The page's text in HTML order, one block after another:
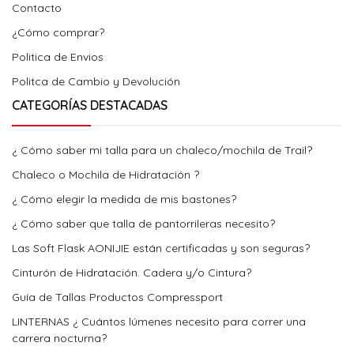
Contacto
¿Cómo comprar?
Politica de Envios
Politca de Cambio y Devolución
CATEGORÍAS DESTACADAS
¿ Cómo saber mi talla para un chaleco/mochila de Trail?
Chaleco o Mochila de Hidratación ?
¿ Cómo elegir la medida de mis bastones?
¿ Cómo saber que talla de pantorrileras necesito?
Las Soft Flask AONIJIE están certificadas y son seguras?
Cinturón de Hidratación. Cadera y/o Cintura?
Guía de Tallas Productos Compressport
LINTERNAS ¿ Cuántos lúmenes necesito para correr una
carrera nocturna?